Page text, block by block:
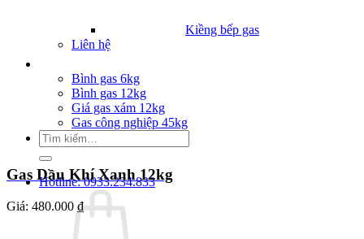
Kiềng bếp gas
Liên hệ
Bình gas 6kg
Bình gas 12kg
Giá gas xám 12kg
Gas công nghiệp 45kg
Tìm
kiếm:
Hotline: 0933.234.833
Gas Dầu Khí Xanh 12kg
Giá: 480.000 ₫